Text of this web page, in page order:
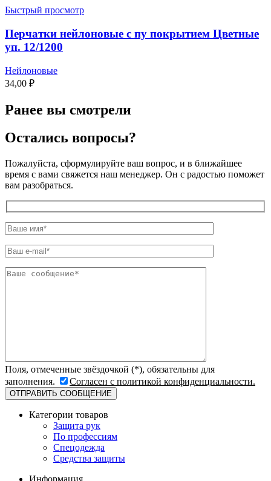
Быстрый просмотр
Перчатки нейлоновые с пу покрытием Цветные
уп. 12/1200
Нейлоновые
34,00 ₽
Ранее вы смотрели
Остались вопросы?
Пожалуйста, сформулируйте ваш вопрос, и в ближайшее
время с вами свяжется наш менеджер. Он с радостью поможет
вам разобраться.
Поля, отмеченные звёздочкой (*), обязательны для
заполнения.
Согласен с политикой конфиденциальности.
Категории товаров
Защита рук
По профессиям
Спецодежда
Средства защиты
Информация